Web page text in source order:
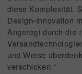
diese Komplexität.
Design-Innovation
Angeregt durch die
und Weise
verschicken.“